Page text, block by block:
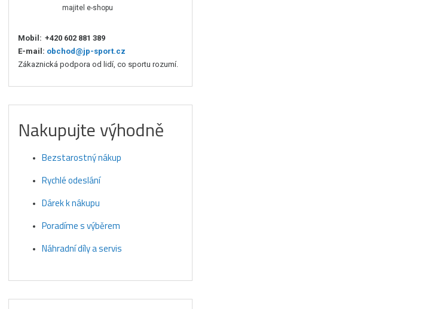
majitel e-shopu
Mobil: +420 602 881 389
E-mail: obchod@jp-sport.cz
Zákaznická podpora od lidí, co sportu rozumí.
Nakupujte výhodně
Bezstarostný nákup
Rychlé odeslání
Dárek k nákupu
Poradíme s výběrem
Náhradní díly a servis